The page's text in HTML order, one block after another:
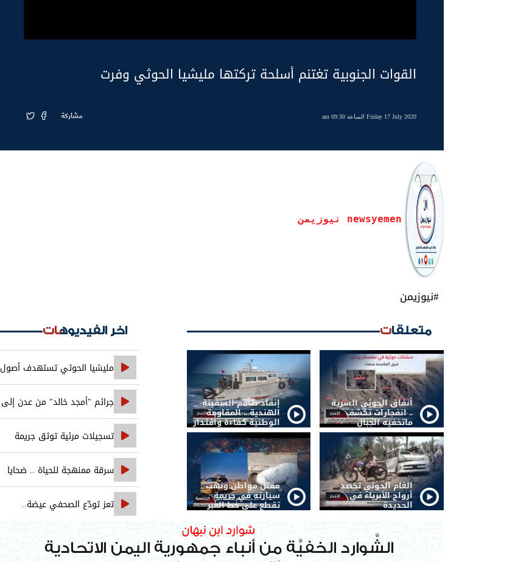
القوات الجنوبية تغتنم أسلحة تركتها مليشيا الحوثي وفرت
Friday 17 July 2020 الساعة 09:30 am مشاركة
newsyemen نيوزيمن
#نيوزيمن
متعلقات
أنفاق الحوثي السرية
.. انفجارات تكشف
ماتخفيه الجبال
إنقاذ طاقم السفينة
الهندية .. المقاومة
الوطنية كفاءة واقتدار
الغام الحوثي تحصد
أرواح الأبرياء في
الحديدة
مقتل مواطن ونهب
سيارته في جريمة
تقطع على خط العبر
اخر الفيديوهات
مليشيا الحوثي تستهدف أصول
بنك الإنشاء والتعمير في صنعاء
جرائم "أمجد خالد" من عدن إلى
حضرموت..
تسجيلات مرئية توثق جريمة
اغتيال الصحفي محمد عيضه
سرقة ممنهجة للحياة .. ضحايا
التجويع التجويع يهزمون الخوثي
تعز تودّع الصحفي عيضة..